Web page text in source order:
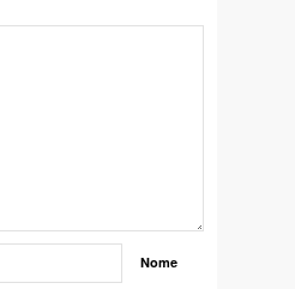
Nome